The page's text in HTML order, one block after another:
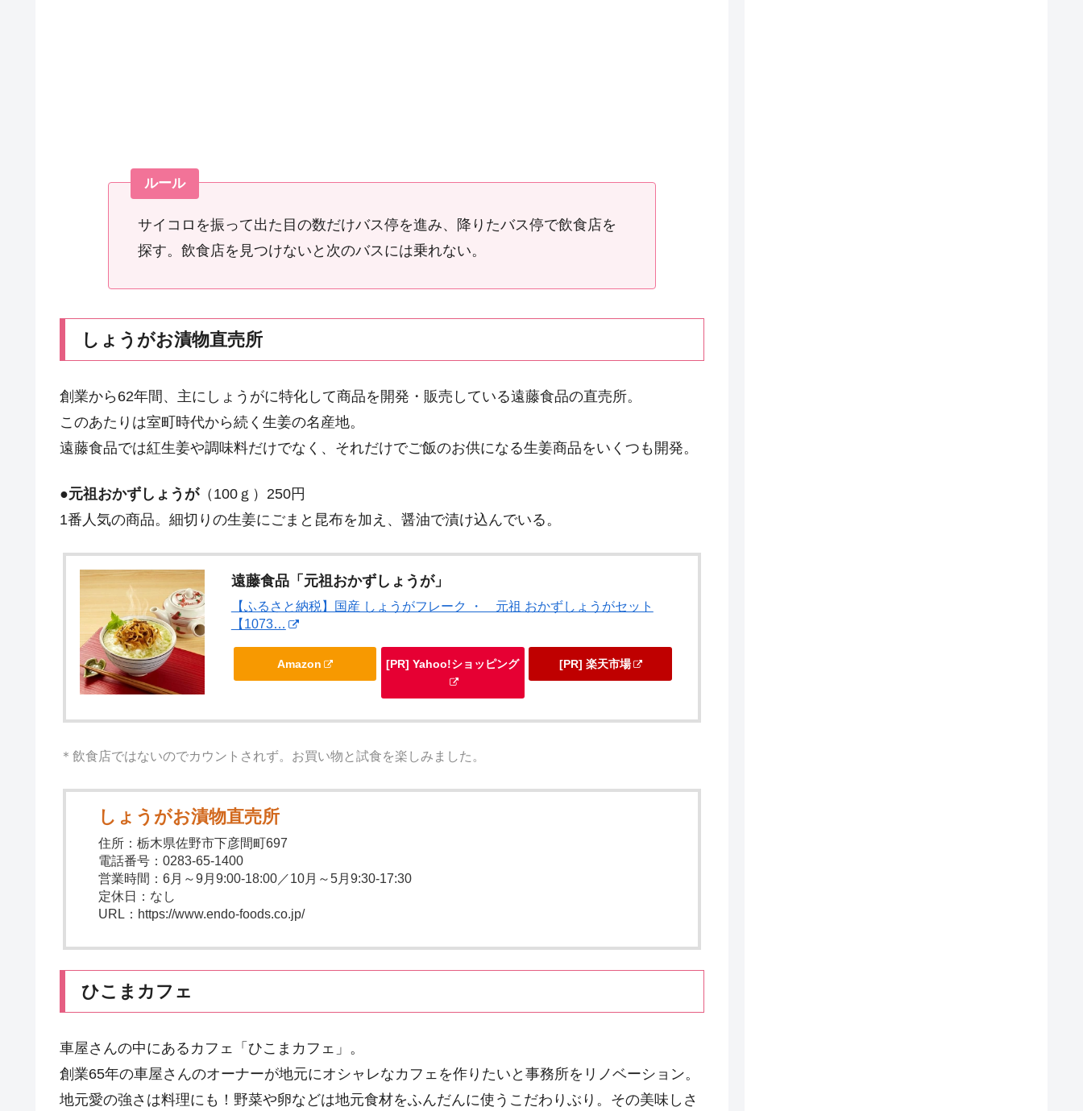
ルール
サイコロを振って出た目の数だけバス停を進み、降りたバス停で飲食店を
探す。飲食店を見つけないと次のバスには乗れない。
しょうがお漬物直売所
創業から62年間、主にしょうがに特化して商品を開発・販売している遠藤食品の直売所。
このあたりは室町時代から続く生姜の名産地。
遠藤食品では紅生姜や調味料だけでなく、それだけでご飯のお供になる生姜商品をいくつも開発。
●元祖おかずしょうが（100ｇ）250円
1番人気の商品。細切りの生姜にごまと昆布を加え、醤油で漬け込んでいる。
遠藤食品「元祖おかずしょうが」
【ふるさと納税】国産 しょうがフレーク ・ 元祖 おかずしょうがセット
【1073…
Amazon [PR] Yahoo!ショッピング [PR] 楽天市場
＊飲食店ではないのでカウントされず。お買い物と試食を楽しみました。
しょうがお漬物直売所
住所：栃木県佐野市下彦間町697
電話番号：0283-65-1400
営業時間：6月～9月9:00-18:00／10月～5月9:30-17:30
定休日：なし
URL：https://www.endo-foods.co.jp/
ひこまカフェ
車屋さんの中にあるカフェ「ひこまカフェ」。
創業65年の車屋さんのオーナーが地元にオシャレなカフェを作りたいと事務所をリノベーション。
地元愛の強さは料理にも！野菜や卵などは地元食材をふんだんに使うこだわりぶり。その美味しさ